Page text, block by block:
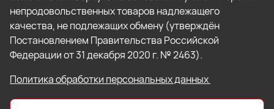
непродовольственных товаров надлежащего
качества, не подлежащих обмену (утверждён
Постановлением Правительства Российской
Федерации от 31 декабря 2020 г. № 2463).
Политика обработки персональных данных